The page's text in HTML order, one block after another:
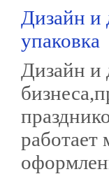
Дизайн и
упаковка
Дизайн и
работает